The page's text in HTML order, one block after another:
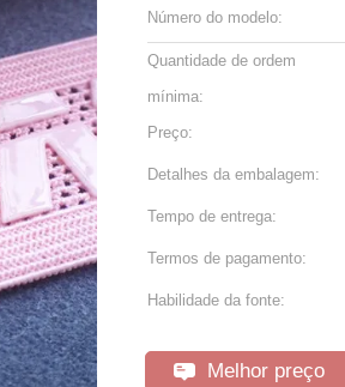
Número do modelo:
Quantidade de ordem
mínima:
Preço:
Detalhes da embalagem:
Tempo de entrega:
Termos de pagamento:
Habilidade da fonte:
Melhor preço